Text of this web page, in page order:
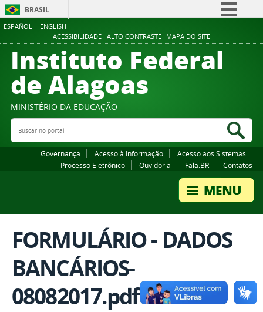
ESPAÑOL ENGLISH
ACESSIBILIDADE ALTO CONTRASTE MAPA DO SITE
BRASIL
Comunica BR
Participe
Canais
Instituto Federal
de Alagoas
MINISTÉRIO DA EDUCAÇÃO
Buscar no portal
Governança Acesso à Informação
Acesso aos Sistemas
Processo Eletrônico
Ouvidoria Fala.BR Contatos
FORMULÁRIO - DADOS
BANCÁRIOS-
08082017.pdf